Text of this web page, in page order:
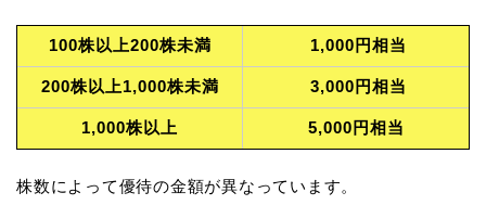
100株以上200株未満 1,000円相当
200株以上1,000株未満 3,000円相当
1,000株以上 5,000円相当
株数によって優待の金額が異なっています。